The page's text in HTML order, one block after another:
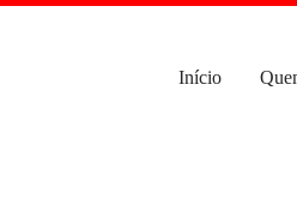
Início